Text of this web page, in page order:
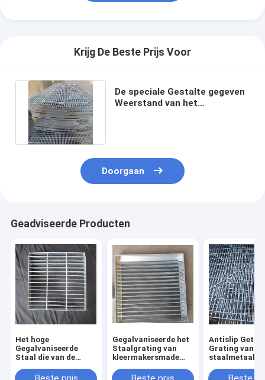
Krijg De Beste Prijs Voor
De speciale Gestalte gegeven
Weerstand van het
Doorgaan
Geadviseerde Producten
Het hoge
Gegalvaniseerde
Staal die van de
Zilveren Gelaste
Gegalvaniseerde het
Staalgrating van
kleermakersmade
Lassen voor
Antislip
Grating van
staalmetaal
Hoogte 30mm